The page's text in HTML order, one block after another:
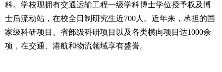
科。学校现拥有交通运输工程一级学科博士学位授予权及博
士后流动站，在校全日制研究生近700人。近年来，承担的国
家级科研项目、省部级科研项目以及各类横向项目达1000余
项，在交通、港航和物流领域享有盛誉。